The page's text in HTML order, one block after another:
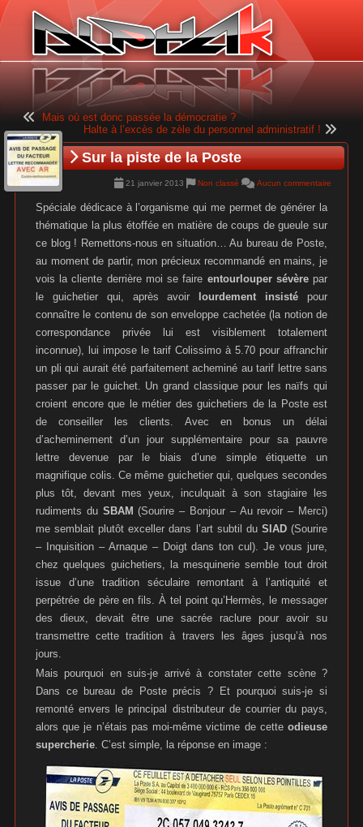
Mais où est donc passée la démocratie ?
Halte à l’excès de zèle du personnel administratif !
Sur la piste de la Poste
21 janvier 2013 Non classé Aucun commentaire
Spéciale dédicace à l’organisme qui me permet de générer la
thématique la plus étoffée en matière de coups de gueule sur
ce blog ! Remettons-nous en situation… Au bureau de Poste,
au moment de partir, mon précieux recommandé en mains, je
vois la cliente derrière moi se faire entourlouper sévèrepar
le guichetier qui, après avoir
lourdement insisté pour
connaître le contenu de son enveloppe cachetée (la notion de
correspondance privée lui est visiblement totalement
inconnue), lui impose le tarif Colissimo à 5.70 pour affranchir
un pli qui aurait été parfaitement acheminé au tarif lettre sans
passer par le guichet. Un grand classique pour les naïfs qui
croient encore que le métier des guichetiers de la Poste est
de conseiller les clients. Avec en bonus un délai
d’acheminement d’un jour supplémentaire pour sa pauvre
lettre devenue par le biais d’une simple étiquette un
magnifique colis. Ce même guichetier qui, quelques secondes
plus tôt, devant mes yeux, inculquait à son stagiaire les
rudiments du SBAM (Sourire – Bonjour – Au revoir – Merci)
me semblait plutôt exceller dans l’art subtil du SIAD(Sourire
– Inquisition – Arnaque – Doigt dans ton cul). Je vous jure,
chez quelques guichetiers, la mesquinerie semble tout droit
issue d’une tradition séculaire remontant à l’antiquité et
perpétrée de père en fils. À tel point qu’Hermès, le messager
des dieux, devait être une sacrée raclure pour avoir su
transmettre cette tradition à travers les âges jusqu’à nos
jours.
Mais pourquoi en suis-je arrivé à constater cette scène ?
Dans ce bureau de Poste précis ? Et pourquoi suis-je si
remonté envers le principal distributeur de courrier du pays,
alors que je n’étais pas moi-même victime de cette odieuse
supercherie. C’est simple, la réponse en image :
Panneau de gestion des cookies